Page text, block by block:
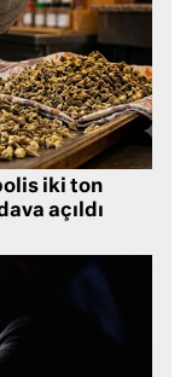
iki ton
açıldı